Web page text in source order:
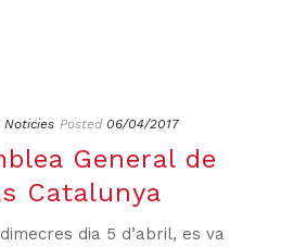
Noticies Posted 06/04/2017
General de
Catalunya
dia 5 d’abril, es va